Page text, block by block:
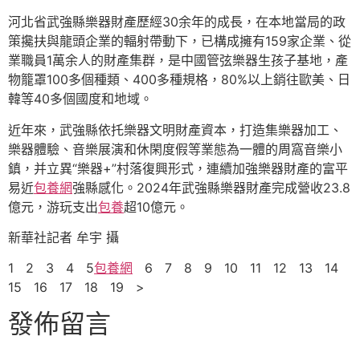
河北省武強縣樂器財產歷經30余年的成長，在本地當局的政
策攙扶與龍頭企業的輻射帶動下，已構成擁有159家企業、從
業職員1萬余人的財產集群，是中國管弦樂器生孩子基地，產
物籠罩100多個種類、400多種規格，80%以上銷往歐美、日
韓等40多個國度和地域。
近年來，武強縣依托樂器文明財產資本，打造集樂器加工、
樂器體驗、音樂展演和休閑度假等業態為一體的周窩音樂小
鎮，并立異“樂器+”村落復興形式，連續加強樂器財產的富平
易近包養網強縣感化。2024年武強縣樂器財產完成營收23.8
億元，游玩支出包養超10億元。
新華社記者 牟宇 攝
1 2 3 4 5包養網 6 7 8 9 10 11 12 13 14
15 16 17 18 19 >
發佈留言